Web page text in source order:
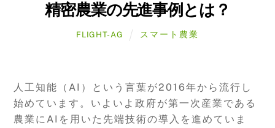
精密農業の先進事例とは？
FLIGHT-AG スマート農業
人工知能（AI）という言葉が2016年から流行し
始めています。いよいよ政府が第一次産業である
農業にAIを用いた先端技術の導入を進めていま